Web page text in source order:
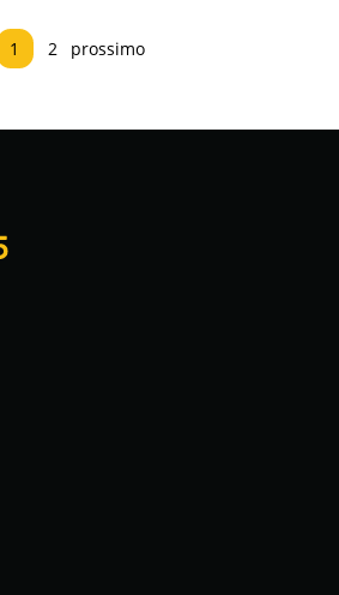
1 2 prossimo